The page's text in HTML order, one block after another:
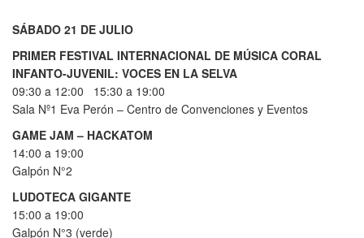
SÁBADO 21 DE JULIO
PRIMER FESTIVAL INTERNACIONAL DE MÚSICA CORAL
INFANTO-JUVENIL: VOCES EN LA SELVA
09:30 a 12:00 15:30 a 19:00
Sala Nº1 Eva Perón – Centro de Convenciones y Eventos
GAME JAM – HACKATOM
14:00 a 19:00
Galpón N°2
LUDOTECA GIGANTE
15:00 a 19:00
Galpón N°3 (verde)